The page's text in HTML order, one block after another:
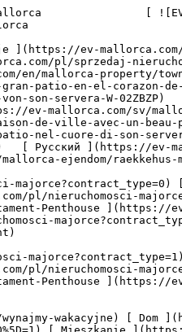
[ Mieszkanie ](https://ev-mallorca.com/pl/nieruchomosci-majorce?contract_type=0&type%5B0%5D=2) [ Apartament-Penthouse ](https://ev-mallorca.com/pl/nieruchomosci-majorce?contract_type=0&type%5B0%5D=5) [ Działki ](https://ev-mallorca.com/pl/nieruchomosci-majorce?contract_type=0&type%5B0%5D=3) [ Nowe budownictwo ](https://ev-mallorca.com/pl/nieruchomosci-majorce?contract_type=0&type%5B0%5D=development) 

   Wynajem     [ Wszystkie nieruchomości ](https://ev-mallorca.com/pl/nieruchomosci-majorce?contract_type=1) [ Dom ](https://ev-mallorca.com/pl/nieruchomosci-majorce?contract_type=1&type%5B0%5D=0) [ Domek na wsi "finca" ](https://ev-mallorca.com/pl/nieruchomosci-majorce?contract_type=1&type%5B0%5D=1) [ Mieszkanie ](https://ev-mallorca.com/pl/nieruchomosci-majorce?contract_type=1&type%5B0%5D=2) [ Apartament-Penthouse ](https://ev-mallorca.com/pl/nieruchomosci-majorce?contract_type=1&type%5B0%5D=5) 

   Wynajem wakacyjny     [ Wszystkie nieruchomości ](https://ev-mallorca.com/pl/wynajmy-wakacyjne) [ Dom ](https://ev-mallorca.com/pl/wynajmy-wakacyjne?type%5B0%5D=0) [ Domek na wsi "finca" ](https://ev-mallorca.com/pl/wynajmy-wakacyjne?type%5B0%5D=1) [ Mieszkanie ](https://ev-mallorca.com/pl/wynajmy-wakacyjne?type%5B0%5D=2) [ Apartament-Penthouse ](https://ev-mallorca.com/pl/wynajmy-wakacyjne?type%5B0%5D=5) 

   Komercyjne     [ Wszystkie nieruchomości ](https://ev-mallorca.com/pl/nieruchomosci-komercyjne) [ Leśnictwo ](https://ev-mallorca.com/pl/nieruchomosci-komercyjne?type%5B0%5D=6) [ Hotel ](https://ev-mallorca.com/pl/nieruchomosci-komercyjne?type%5B0%5D=7) [ Branża przemysłowa ](https://ev-mallorca.com/pl/nieruchomosci-komercyjne?type%5B0%5D=8) [ Inwestycja ](https://ev-mallorca.com/pl/nieruchomosci-komercyjne?type%5B0%5D=9) [ Gastronomia ](https://ev-mallorca.com/pl/nieruchomosci-komercyjne?type%5B0%5D=10) [ Grunt ](https://ev-mallorca.com/pl/nieruchomosci-komercyjne?type%5B0%5D=11) [